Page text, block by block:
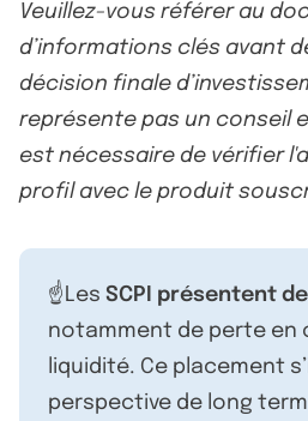
Veuillez-vous référer au
d’informations clés avant
décision finale
représente pas un conseil
est nécessaire de vérifier
profil avec le produit
☝️Les SCPI présentent
notamment de perte en
liquidité. Ce placement
perspective de long